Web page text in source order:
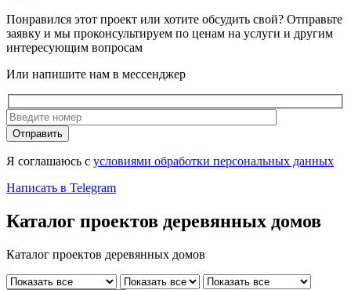
Понравился этот проект или хотите обсудить свой? Отправьте
заявку и мы проконсультируем по ценам на услуги и другим
интересующим вопросам
Или напишите нам в мессенджер
Отправить
Я соглашаюсь с условиями обработки персональных данных
Написать в Telegram
Каталог проектов деревянных домов
Каталог проектов деревянных домов